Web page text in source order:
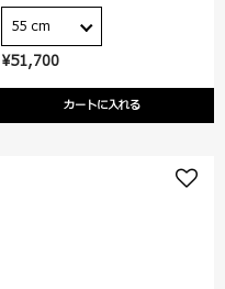
¥51,700
カートに入れる
55 cm